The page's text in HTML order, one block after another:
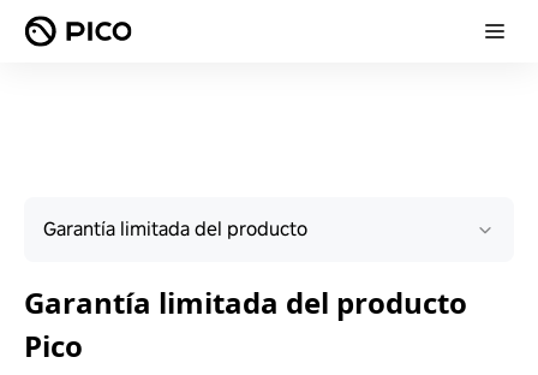
Garantía limitada del producto